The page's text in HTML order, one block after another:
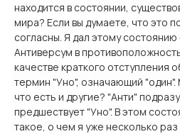
находится в состоянии,
мира? Если вы думаете, что это
согласны. Я дал этому
Антиверсум в
качестве краткого отступления
термин "Уно", означающий
что есть и другие? "Анти"
предшествует "Уно". В этом
такое, о чем я уже несколько